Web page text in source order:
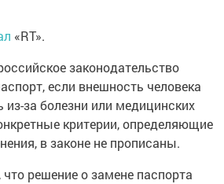
«RT».
законодательство
если внешность человека
за болезни или медицинских
критерии, определяющие
в законе не прописаны.
решение о замене паспорта